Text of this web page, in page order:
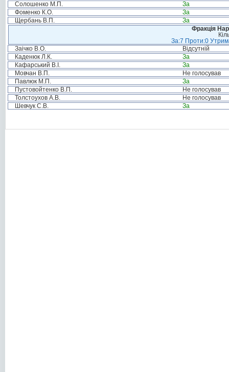
Солошенко М.П.
За
Фоменко К.О.
За
Щербань В.П.
За
Фракція
За:7 Проти:0
Заічко В.О.
Відсутній
Каденюк Л.К.
За
Кафарський В.І.
За
Мовчан В.П.
Не голосував
Павлюк М.П.
За
Пустовойтенко В.П.
Не голосував
Толстоухов А.В.
Не голосував
Шевчук С.В.
За